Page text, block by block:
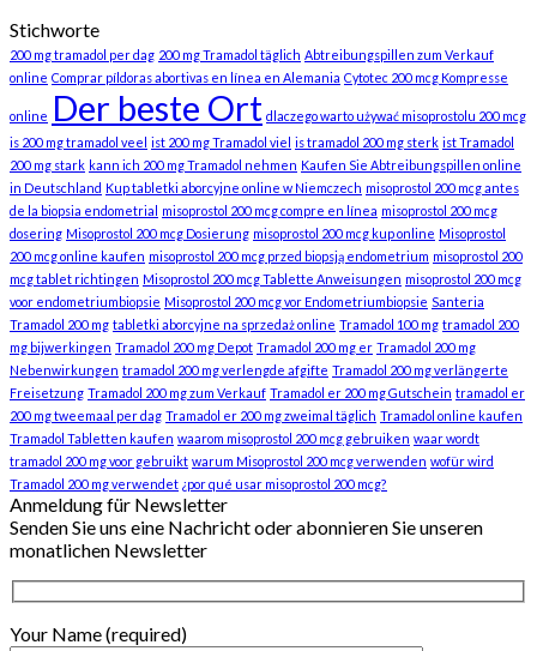
Stichworte
200 mg tramadol per dag 200 mg Tramadol täglich Abtreibungspillen zum Verkauf
online Comprar píldoras abortivas en línea en Alemania Cytotec 200 mcg Kompresse
online Der beste Ort dlaczego warto używać misoprostolu 200 mcg
is 200 mg tramadol veel ist 200 mg Tramadol viel is tramadol 200 mg sterk ist Tramadol
200 mg stark kann ich 200 mg Tramadol nehmen Kaufen Sie Abtreibungspillen online
in Deutschland Kup tabletki aborcyjne online w Niemczech misoprostol 200 mcg antes
de la biopsia endometrial misoprostol 200 mcg compre en línea misoprostol 200 mcg
dosering Misoprostol 200 mcg Dosierung misoprostol 200 mcg kup online Misoprostol
200 mcg online kaufen misoprostol 200 mcg przed biopsją endometrium misoprostol 200
mcg tablet richtingen Misoprostol 200 mcg Tablette Anweisungen misoprostol 200 mcg
voor endometriumbiopsie Misoprostol 200 mcg vor Endometriumbiopsie Santeria
Tramadol 200 mg tabletki aborcyjne na sprzedaż online Tramadol 100 mg tramadol 200
mg bijwerkingen Tramadol 200 mg Depot Tramadol 200 mg er Tramadol 200 mg
Nebenwirkungen tramadol 200 mg verlengde afgifte Tramadol 200 mg verlängerte
Freisetzung Tramadol 200 mg zum Verkauf Tramadol er 200 mg Gutschein tramadol er
200 mg tweemaal per dag Tramadol er 200 mg zweimal täglich Tramadol online kaufen
Tramadol Tabletten kaufen waarom misoprostol 200 mcg gebruiken waar wordt
tramadol 200 mg voor gebruikt warum Misoprostol 200 mcg verwenden wofür wird
Tramadol 200 mg verwendet ¿por qué usar misoprostol 200 mcg?
Anmeldung für Newsletter
Senden Sie uns eine Nachricht oder abonnieren Sie unseren
monatlichen Newsletter
Your Name (required)